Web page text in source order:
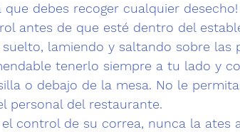
debes recoger cualquier desecho!
antes de que esté dentro del
lamiendo y saltando sobre las
tenerlo siempre a tu lado y
o debajo de la mesa. No le
personal del restaurante.
control de su correa, nunca la ates